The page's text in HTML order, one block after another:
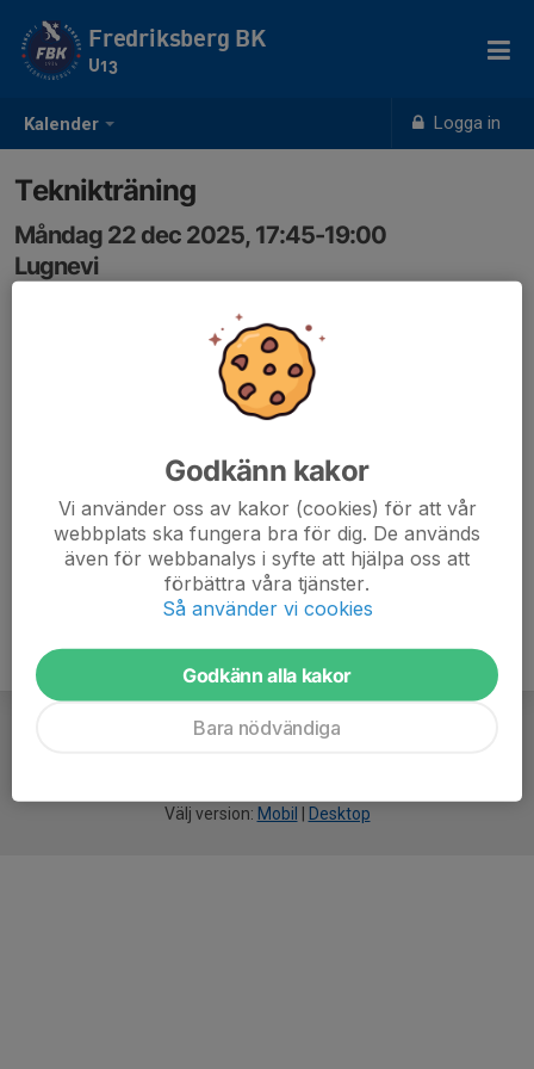
Kalender Logga in
Fredriksberg BK
U13
Teknikträning
Måndag 22 dec 2025, 17:45-19:00
Lugnevi
Välj version: Mobil Desktop
Godkänn kakor
Vi använder oss av kakor (cookies) för att vår
webbplats ska fungera bra för dig. De används
även för webbanalys i syfte att hjälpa oss att
förbättra våra tjänster.
Så använder vi cookies
Godkänn alla kakor
Bara nödvändiga